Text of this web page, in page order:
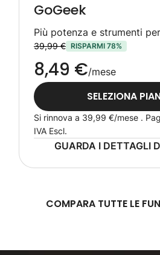
GoGeek
Più potenza e strumenti
39,99 € RISPARMI 78%
8,49 €/mese
SELEZIONA
Si rinnova a 39,99 €/mese .
IVA Escl.
GUARDA I DETTAGLI
COMPARA TUTTE LE